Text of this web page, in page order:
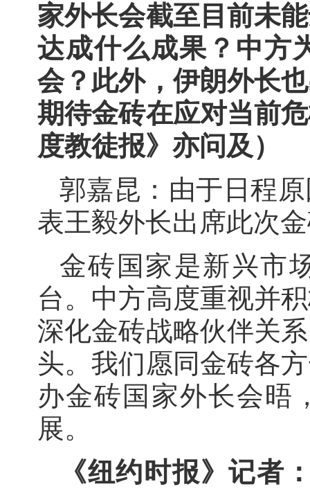
家外长会截至目前未
达成什么成果？中方
会？此外，伊朗外长
期待金砖在应对当前
度教徒报》亦问及）
郭嘉昆：由于日程
表王毅外长出席此次
金砖国家是新兴市
台。中方高度重视并
深化金砖战略伙伴关
头。我们愿同金砖各
办金砖国家外长会晤
展。
《纽约时报》记者